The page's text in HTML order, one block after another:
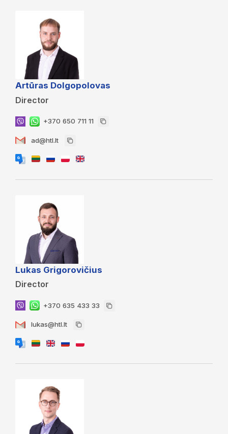
Artūras Dolgopolovas
Director
+370 650 711 11
ad@htl.lt
Lukas Grigorovičius
Director
+370 635 433 33
lukas@htl.lt